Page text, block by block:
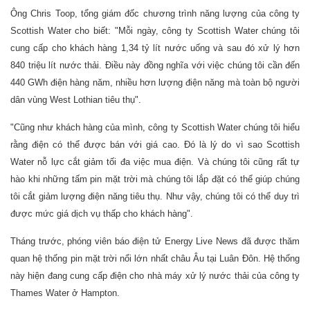
Ông Chris Toop, tổng giám đốc chương trình năng lượng của công ty
Scottish Water cho biết: "Mỗi ngày, công ty Scottish Water chúng tôi
cung cấp cho khách hàng 1,34 tỷ lít nước uống và sau đó xử lý hơn
840 triệu lít nước thải. Điều này đồng nghĩa với việc chúng tôi cần đến
440 GWh điện hàng năm, nhiều hơn lượng điện năng mà toàn bộ người
dân vùng West Lothian tiêu thụ".
"Cũng như khách hàng của mình, công ty Scottish Water chúng tôi hiểu
rằng điện có thể được bán với giá cao. Đó là lý do vì sao Scottish
Water nỗ lực cắt giảm tối đa việc mua điện. Và chúng tôi cũng rất tự
hào khi những tấm pin mặt trời mà chúng tôi lắp đặt có thể giúp chúng
tôi cắt giảm lượng điện năng tiêu thụ. Như vậy, chúng tôi có thể duy trì
được mức giá dịch vụ thấp cho khách hàng".
Tháng trước, phóng viên báo điện tử Energy Live News đã được thăm
quan hệ thống pin mặt trời nổi lớn nhất châu Âu tại Luân Đôn. Hệ thống
này hiện đang cung cấp điện cho nhà máy xử lý nước thải của công ty
Thames Water ở Hampton.